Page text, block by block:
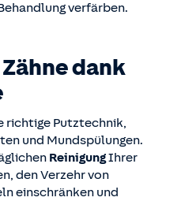
verfärben.
dank
richtige Putztechnik,
und Mundspülungen.
ReinigungIhrer
den Verzehr von
einschränken und